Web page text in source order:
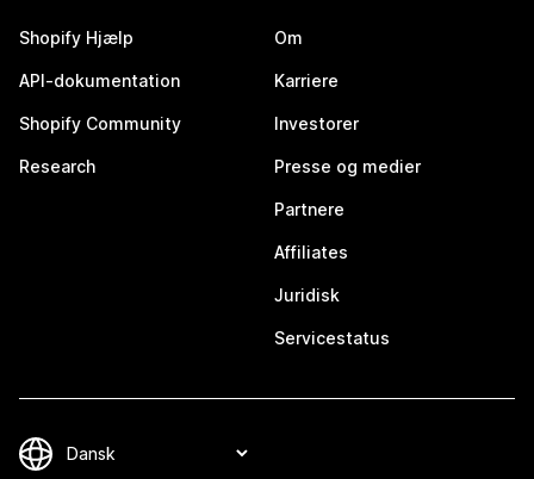
Shopify Hjælp
API-dokumentation
Shopify Community
Research
Om
Karriere
Investorer
Presse og medier
Partnere
Affiliates
Juridisk
Servicestatus